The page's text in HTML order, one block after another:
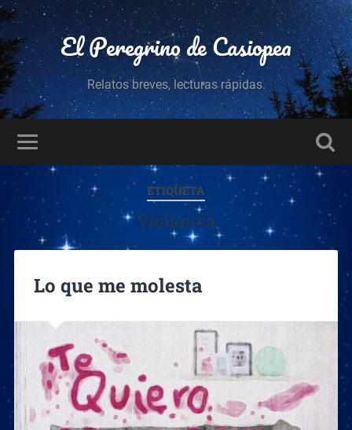
El Peregrino de Casiopea
Relatos breves, lecturas rápidas.
ETIQUETA
Violencia
Lo que me molesta